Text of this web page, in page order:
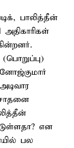
பாலித்தீன்
என
பல